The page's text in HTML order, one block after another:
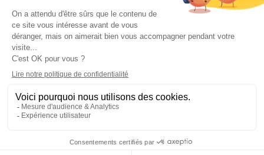
Appelez-nous
Contact
Qui sommes-nous
Estimez votre voiture
FAQ
Mentions légales